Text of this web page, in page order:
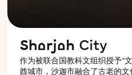
Sharjah City
作为被联合国教科文组织授予"
酋城市，沙迦市融合了古老的